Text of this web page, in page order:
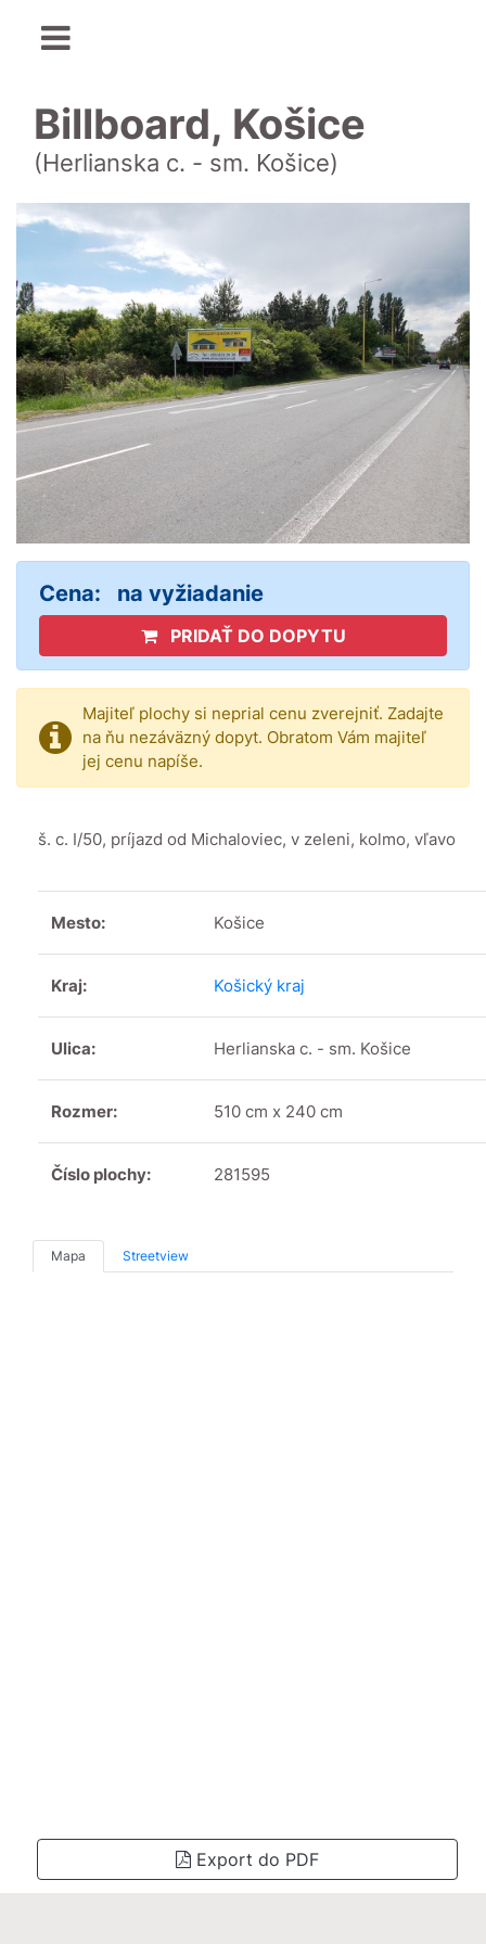
Billboard, Košice
(Herlianska c. - sm. Košice)
Cena: na vyžiadanie
PRIDAŤ DO DOPYTU
Majiteľ plochy si neprial cenu zverejniť. Zadajte
na ňu nezáväzný dopyt. Obratom Vám majiteľ
jej cenu napíše.
š. c. I/50, príjazd od Michaloviec, v zeleni, kolmo, vľavo
Mesto: Košice
Kraj: Košický kraj
Ulica: Herlianska c. - sm. Košice
Rozmer: 510 cm x 240 cm
Číslo plochy: 281595
Mapa Streetview
Export do PDF